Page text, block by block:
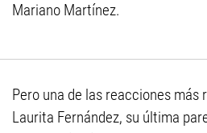
Mariano Martínez.
Pero una de las reacciones más
Laurita Fernández, su última